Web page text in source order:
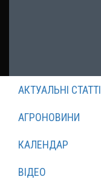
АКТУАЛЬНІ СТАТТІ
АГРОНОВИНИ
КАЛЕНДАР
ВІДЕО